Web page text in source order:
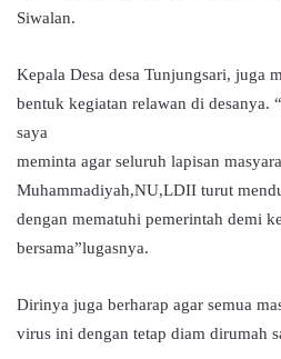
Siwalan.
Kepala Desa desa Tunjungsari, juga
bentuk kegiatan relawan di desanya.
saya
meminta agar seluruh lapisan
Muhammadiyah,NU,LDII turut
dengan mematuhi pemerintah demi
bersama”lugasnya.
Dirinya juga berharap agar semua
virus ini dengan tetap diam dirumah